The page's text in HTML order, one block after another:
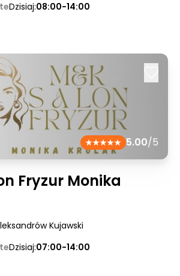
Dzisiaj:08:00-14:00
5.00/5
Fryzur Monika
Kujawski
Dzisiaj:07:00-14:00